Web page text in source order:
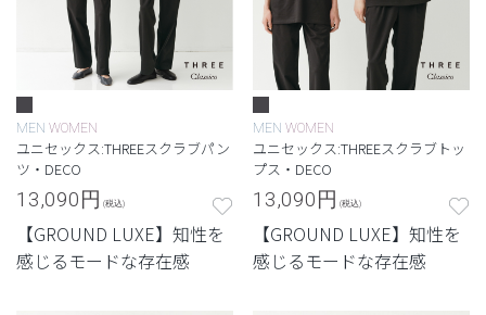
MEN WOMEN
ユニセックス:THREEスクラブパン
ツ・DECO
13,090円 (税込)
【GROUND LUXE】知性を
感じるモードな存在感
MEN WOMEN
ユニセックス:THREEスクラブトッ
プス・DECO
13,090円 (税込)
【GROUND LUXE】知性を
感じるモードな存在感